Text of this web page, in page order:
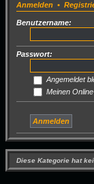
Anmelden •
Benutzername:
Passwort:
Angemeldet
Meinen
Diese Kategorie hat